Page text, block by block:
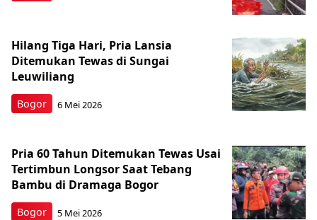
Bogor
Hilang Tiga Hari, Pria Lansia
Ditemukan Tewas di Sungai
Leuwiliang
6 Mei 2026
Bogor
Pria 60 Tahun Ditemukan Tewas Usai
Tertimbun Longsor Saat Tebang
Bambu di Dramaga Bogor
5 Mei 2026